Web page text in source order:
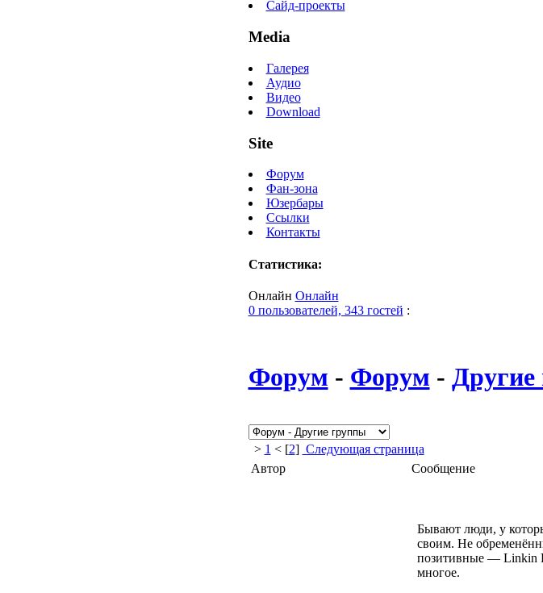
Сайд-проекты
Media
Галерея
Аудио
Видео
Download
Site
Форум
Фан-зона
Юзербары
Ссылки
Контакты
Статистика:
Онлайн Онлайн
0 пользователей, 343 гостей :
Форум - Форум -
> 1 < [2] Следующая страница
Автор
Сообщение
Бывают люди, у
своим. Не
позитивные — Linkin
многое.